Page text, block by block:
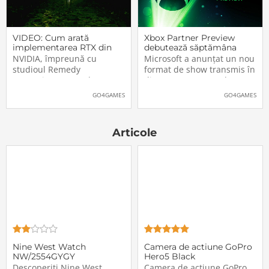
VIDEO: Cum arată
implementarea RTX din
Alan Wake II
NVIDIA, împreună cu
studioul Remedy
Entertainment, au lansat
un nou clip video dedicat
(Ray Tracing și DLSS) din
secvențele de mai jos,
GO4GAMES
Xbox Partner Preview
debutează săptămâna
aceasta. Când și unde va
putea fi vizionat
Microsoft a anunțat un nou
format de show transmis în
direct pe Internet: Xbox
Partner Preview, primul
difuzat chiar mâine, 25
cu 20:00 (ora României).
Show-ul va putea […]The
GO4GAMES
Articole
Nine West Watch
NW/2554GYGY
Camera de actiune GoPro
Hero5 Black